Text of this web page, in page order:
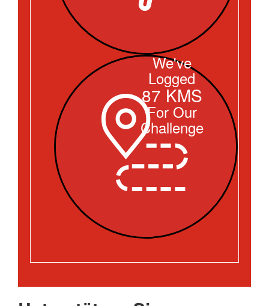
We've
Logged
87 KMS
For Our
Challenge